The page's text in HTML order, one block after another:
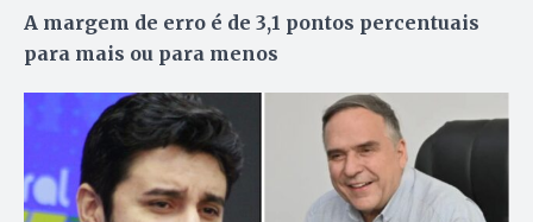
A margem de erro é de 3,1 pontos percentuais
para mais ou para menos